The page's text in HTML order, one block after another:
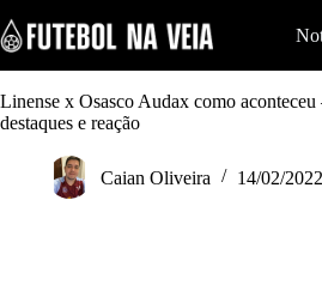
k
i
p
t
o
Linense x Osasco Audax como aconteceu
destaques e reação
Caian Oliveira 14/02/2022